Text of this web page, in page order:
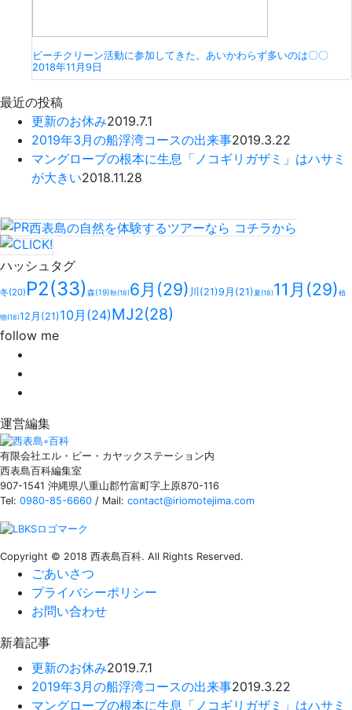
ビーチクリーン活動に参加してきた。あいかわらず多いのは〇〇
2018年11月9日
最近の投稿
更新のお休み2019.7.1
2019年3月の船浮湾コースの出来事2019.3.22
マングローブの根本に生息「ノコギリガザミ」はハサミ
が大きい2018.11.28
西表島の自然を体験するツアーなら コチラから
ハッシュタグ
冬(20) P2(33)森(19)秋(18)6月 (29) 川 (21)9月 (21)夏(18)11月 (29)植
物(18)12月 (21)10月 (24)MJ2(28)
follow me
運営編集
有限会社エル・ビー・カヤックステーション内
西表島百科編集室
907-1541 沖縄県八重山郡竹富町字上原870-116
Tel: 0980-85-6660 / Mail: contact@iriomotejima.com
Copyright © 2018 西表島百科. All Rights Reserved.
ごあいさつ
プライバシーポリシー
お問い合わせ
新着記事
更新のお休み2019.7.1
2019年3月の船浮湾コースの出来事2019.3.22
マングローブの根本に生息「ノコギリガザミ」はハサミ